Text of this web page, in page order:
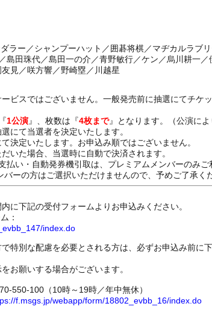
ラー／シャンプーハット／囲碁将棋／マヂカルラブ
島田珠代／島田一の介／青野敏行／ケン／烏川耕一
見／咲方響／野崎塁／川越星
ビスではございません。一般発売前に抽選にてチケ
1公演』、枚数は『4枚まで』となります。（公演によ
にて当選者を決定いたします。
決定いたします。お申込み順ではございません。
いた場合、当選時に自動で決済されます。
払い・自動発券機引取は、プレミアムメンバーのみ
ーの方はご選択いただけませんので、予めご了承く
に下記の受付フォームよりお申込みください。
：
index.do
特別な配慮を必要とされる方は、必ずお申込み前に
お願いする場合がございます。
550-100（10時～19時／年中無休）
f.msgs.jp/webapp/form/18802_evbb_16/index.do